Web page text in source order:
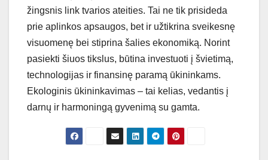
žingsnis link tvarios ateities. Tai ne tik prisideda
prie aplinkos apsaugos, bet ir užtikrina sveikesnę
visuomenę bei stiprina šalies ekonomiką. Norint
pasiekti šiuos tikslus, būtina investuoti į švietimą,
technologijas ir finansinę paramą ūkininkams.
Ekologinis ūkininkavimas – tai kelias, vedantis į
darnų ir harmoningą gyvenimą su gamta.